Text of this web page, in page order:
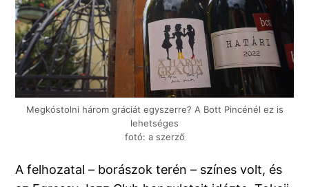
Megkóstolni három gráciát egyszerre? A Bott Pincénél ez is
lehetséges
fotó: a szerző
A felhozatal – borászok terén – színes volt, és